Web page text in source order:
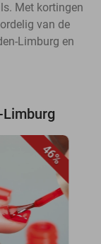
Met kortingen
van de
Limburg en
46%